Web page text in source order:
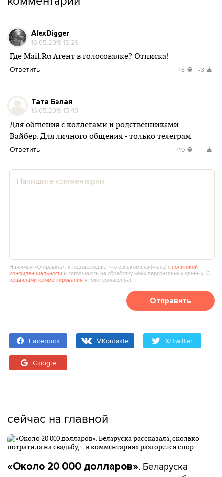
AlexDigger
16.05.2019 15:29
Где Mail.Ru Агент в голосовалке? Отписка!
Ответить +8 -3
Тата Белая
16.05.2019 15:40
Для общения с коллегами и родственниками -
Вайбер. Для личного общения - только телеграм
Ответить +10
Нажимая «Отправить», я подтверждаю, что ознакомился(‑лась) сполитикой
конфиденциальности и соглашаюсь на обработку моих персональных данных. С
правилами комментирования я тоже согласен(‑а).
Отправить
Facebook VKontakte X/Twitter
Google
сейчас на главной
«Около 20 000 долларов». Беларуска